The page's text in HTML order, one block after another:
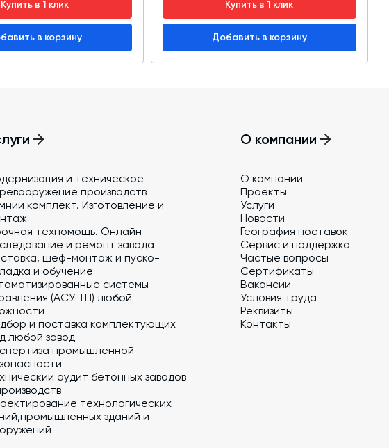
Купить в 1 клик
в корзину
Купить в 1 клик
Добавить в корзину
и техническое
производств
комплект. Изготовление и
техпомощь. Онлайн-
и ремонт завода
шеф-монтаж и пуско-
и обучение
системы
(АСУ ТП) любой
и поставка комплектующих
любой завод
промышленной
аудит бетонных заводов
технологических
зданий и
О компании
О компании
Проекты
Услуги
Новости
География поставок
Сервис и поддержка
Частые вопросы
Сертификаты
Вакансии
Условия труда
Реквизиты
Контакты